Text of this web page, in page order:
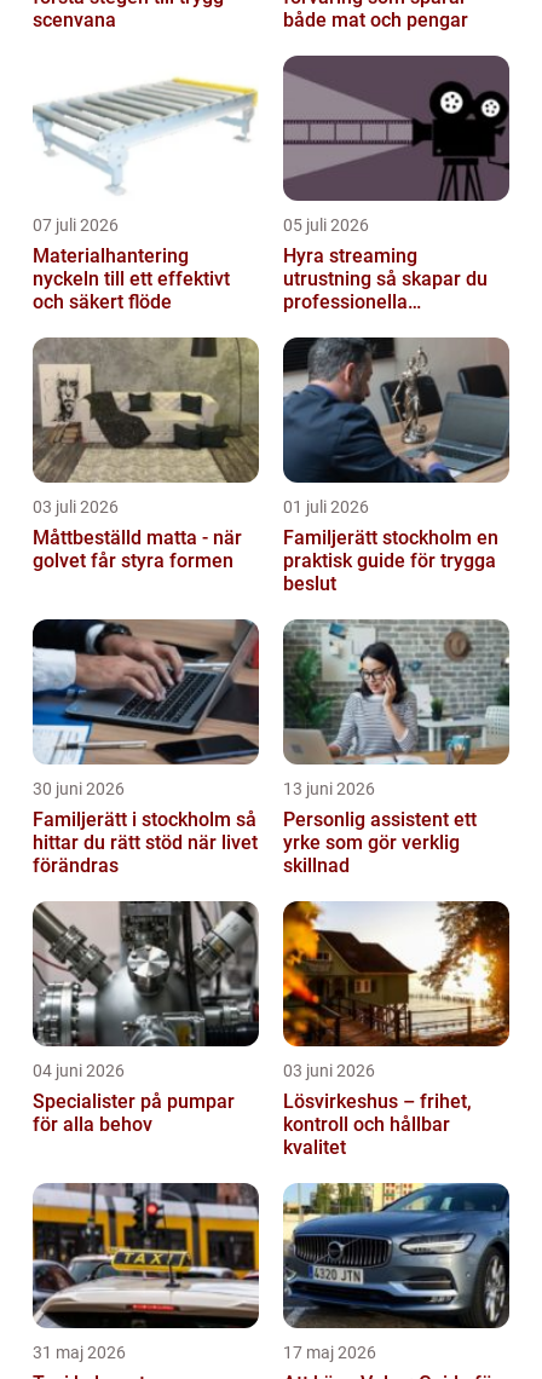
scenvana
både mat och pengar
07 juli 2026
Materialhantering
nyckeln till ett effektivt
och säkert flöde
05 juli 2026
Hyra streaming
utrustning så skapar du
professionella
03 juli 2026
Måttbeställd matta - när
golvet får styra formen
01 juli 2026
Familjerätt stockholm en
praktisk guide för trygga
beslut
30 juni 2026
Familjerätt i stockholm så
hittar du rätt stöd när livet
förändras
13 juni 2026
Personlig assistent ett
yrke som gör verklig
skillnad
04 juni 2026
Specialister på pumpar
för alla behov
03 juni 2026
Lösvirkeshus – frihet,
kontroll och hållbar
kvalitet
31 maj 2026 17 maj 2026